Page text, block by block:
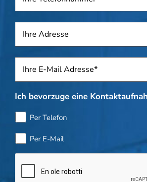
Adresse
Sposti *
Ich bevorzuge eine
Per Telefon
Per E-Mail